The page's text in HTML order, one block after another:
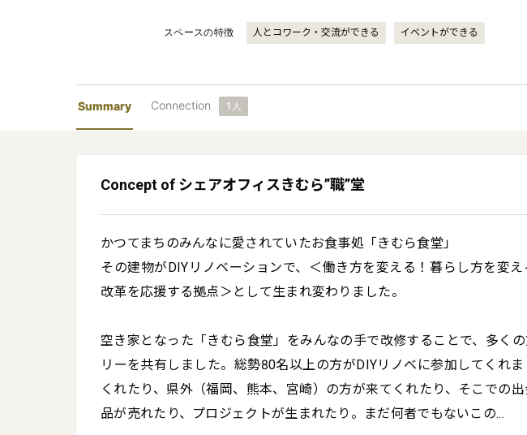
スペースの特徴 人とコワーク・交流ができる イベントができる
Summary Connection 1 人
Concept of シェアオフィスきむら”職”堂
かつてまちのみんなに愛されていたお食事処「きむら食堂」
その建物がDIYリノベーションで、＜働き方を変える！暮らし方を変
改革を応援する拠点＞として生まれ変わりました。
空き家となった「きむら食堂」をみんなの手で改修することで、多く
リーを共有しました。総勢80名以上の方がDIYリノベに参加してくれ
くれたり、県外（福岡、熊本、宮崎）の方が来てくれたり、そこでの
品が売れたり、プロジェクトが生まれたり。まだ何者でもないこの...